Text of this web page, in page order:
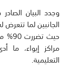
وجدد البيان
الجانبين لما
حيث
مراكز إيواء، ما
التعليمية.